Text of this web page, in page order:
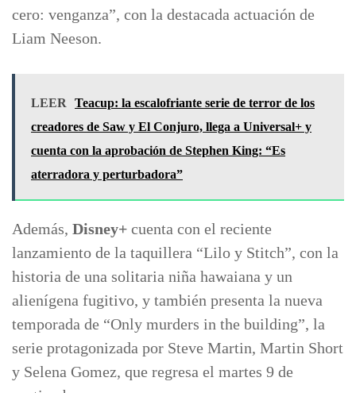
cero: venganza”, con la destacada actuación de
Liam Neeson.
LEER
Teacup: la escalofriante serie de terror de los
creadores de Saw y El Conjuro, llega a Universal+ y
cuenta con la aprobación de Stephen King: “Es
aterradora y perturbadora”
Además, Disney+ cuenta con el reciente
lanzamiento de la taquillera “Lilo y Stitch”, con la
historia de una solitaria niña hawaiana y un
alienígena fugitivo, y también presenta la nueva
temporada de “Only murders in the building”, la
serie protagonizada por Steve Martin, Martin Short
y Selena Gomez, que regresa el martes 9 de